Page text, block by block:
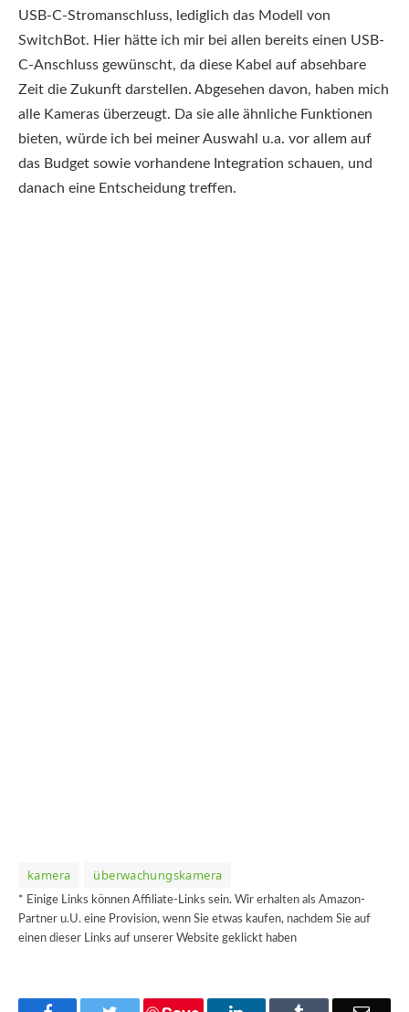
USB-C-Stromanschluss, lediglich das Modell von
SwitchBot. Hier hätte ich mir bei allen bereits einen USB-
C-Anschluss gewünscht, da diese Kabel auf absehbare
Zeit die Zukunft darstellen. Abgesehen davon, haben mich
alle Kameras überzeugt. Da sie alle ähnliche Funktionen
bieten, würde ich bei meiner Auswahl u.a. vor allem auf
das Budget sowie vorhandene Integration schauen, und
danach eine Entscheidung treffen.
kamera überwachungskamera
* Einige Links können Affiliate-Links sein. Wir erhalten als Amazon-
Partner u.U. eine Provision, wenn Sie etwas kaufen, nachdem Sie auf
einen dieser Links auf unserer Website geklickt haben